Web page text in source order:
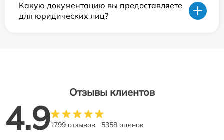
Какую документацию вы предоставляете
для юридических лиц?
Отзывы клиентов
4.91799 отзывов 5358 оценок